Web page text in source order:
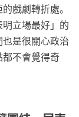
戲劇轉折處。
立場最好」的
是很關心政治
不會覺得奇